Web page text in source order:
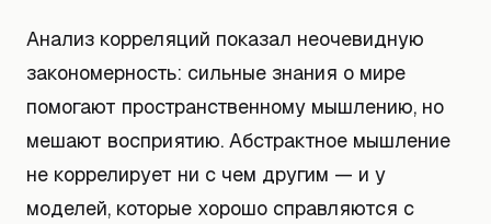
Анализ корреляций показал неочевидную
закономерность: сильные знания о мире
помогают пространственному мышлению, но
мешают восприятию. Абстрактное мышление
не коррелирует ни с чем другим — и у
моделей, которые хорошо справляются с